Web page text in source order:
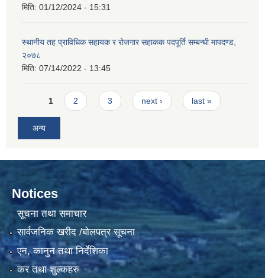
मिति: 01/12/2024 - 15:31
स्थानीय तह प्राविधिक सहायक र रोजगार सहाकक पदपूर्ति सम्बन्धी मापदण्ड,
२०७८
मिति: 07/14/2022 - 13:45
Pages
1 2 3 next › last »
अन्य
Notices
सूचना तथा समाचार
सार्वजनिक खरीद /बोलपत्र सूचना
एन, कानुन तथा निर्देशिका
कर तथा शुल्कहरु